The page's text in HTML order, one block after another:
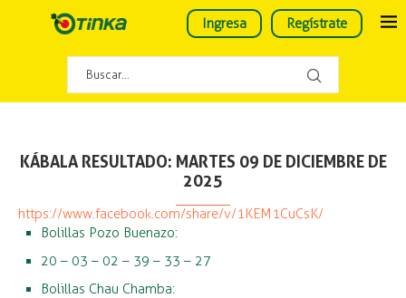
Ingresa Regístrate
KÁBALA RESULTADO: MARTES 09 DE DICIEMBRE DE
2025
https://www.facebook.com/share/v/1KEM1CuCsK/
Bolillas Pozo Buenazo:
20 – 03 – 02 – 39 – 33 – 27
Bolillas Chau Chamba: